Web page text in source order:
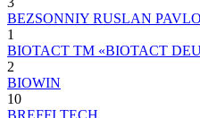
BEZSONNIY RUSLAN
1
BIOTACT TM «BIOTACT
2
BIOWIN
10
BREFFI TECH